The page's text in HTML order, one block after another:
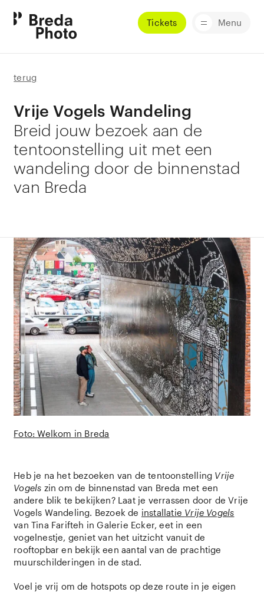
Tickets Menu
terug
Vrije Vogels Wandeling
Breid jouw bezoek aan de
tentoonstelling uit met een
wandeling door de binnenstad
van Breda
Foto: Welkom in Breda
Heb je na het bezoeken van de tentoonstelling Vrije
Vogels zin om de binnenstad van Breda met een
andere blik te bekijken? Laat je verrassen door de Vrije
Vogels Wandeling. Bezoek de installatie Vrije Vogels
van Tina Farifteh in Galerie Ecker, eet in een
vogelnestje, geniet van het uitzicht vanuit de
rooftopbar en bekijk een aantal van de prachtige
muurschilderingen in de stad.
Voel je vrij om de hotspots op deze route in je eigen